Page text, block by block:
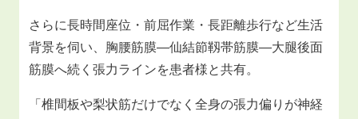
さらに長時間座位・前屈作業・長距離歩行など生活
背景を伺い、胸腰筋膜―仙結節靱帯筋膜―大腿後面
筋膜へ続く張力ラインを患者様と共有。
「椎間板や梨状筋だけでなく全身の張力偏りが神経